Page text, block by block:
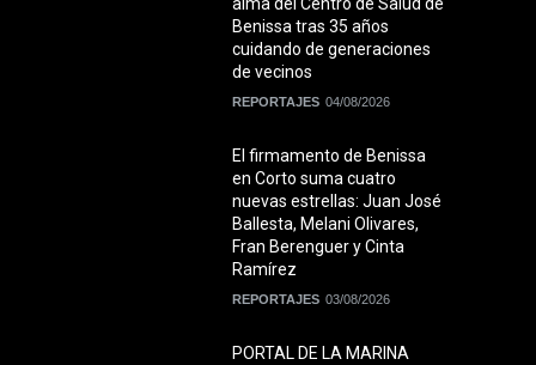
alma del Centro de Salud de
Benissa tras 35 años
cuidando de generaciones
de vecinos
REPORTAJES 04/08/2026
El firmamento de Benissa
en Corto suma cuatro
nuevas estrellas: Juan José
Ballesta, Melani Olivares,
Fran Berenguer y Cinta
Ramírez
REPORTAJES 03/08/2026
PORTAL DE LA MARINA